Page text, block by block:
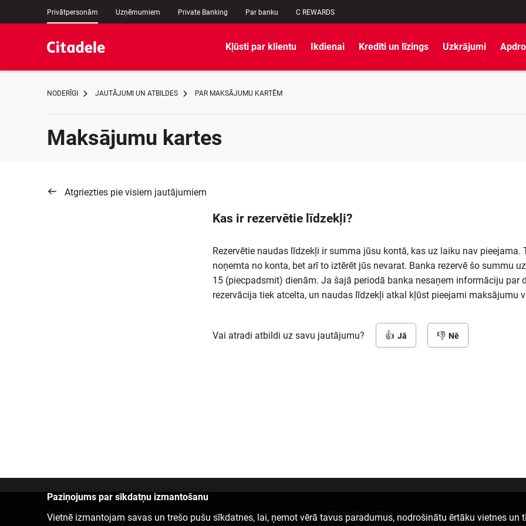
Privātpersonām Uzņēmumiem Private Banking Par banku C REWARDS
Kļūsti par klientu Ikdienai Kredīti un līzings Uzkrājumi
NODERĪGI JAUTĀJUMI UN ATBILDES PAR MAKSĀJUMU KARTĒM
Maksājumu kartes
Atgriezties pie visiem jautājumiem
Kas ir rezervētie līdzekļi?
Rezervētie naudas līdzekļi ir summa jūsu kontā, kas uz laiku nav pieejama.
noņemta no konta, bet arī to iztērēt jūs nevarat. Banka rezervē šo summu
15 (piecpadsmit) dienām. Ja šajā periodā banka nesaņem informāciju par
rezervācija tiek atcelta, un naudas līdzekļi atkal kļūst pieejami maksājumu
Vai atradi atbildi uz savu jautājumu? Jā Nē
Paziņojums par sīkdatņu izmantošanu
Vietnē izmantojam savas un trešo pušu sīkdatnes, lai, ņemot vērā tavus paradumus, nodrošinātu ērtāku vietnes un
Sazinies ar mums Mēs sociālajos tīklos